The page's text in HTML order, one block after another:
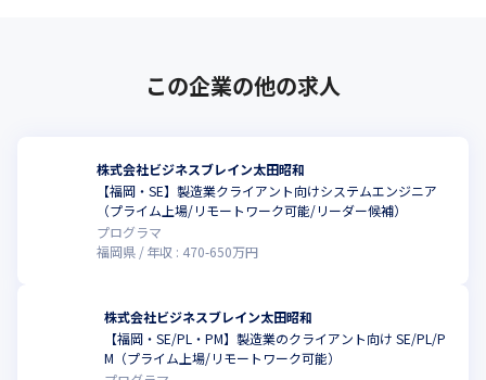
この企業の他の求人
株式会社ビジネスブレイン太田昭和
【福岡・SE】製造業クライアント向けシステムエンジニア
（プライム上場/リモートワーク可能/リーダー候補）
プログラマ
福岡県
年収 : 470-650万円
株式会社ビジネスブレイン太田昭和
【福岡・SE/PL・PM】製造業のクライアント向け SE/PL/P
M（プライム上場/リモートワーク可能）